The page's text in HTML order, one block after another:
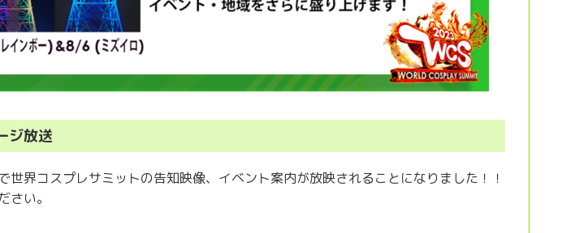
ジ放送
世界コスプレサミットの告知映像、イベント案内が放映されることになりました！！
さい。